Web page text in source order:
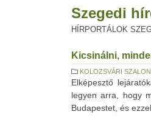
Szegedi
HÍRPORTÁLOK
Kicsinálni,
KOLOZSVÁRI
Elképesztő
legyen arra, hogy
Budapestet, és